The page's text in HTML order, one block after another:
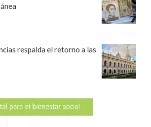
respalda el retorno a las